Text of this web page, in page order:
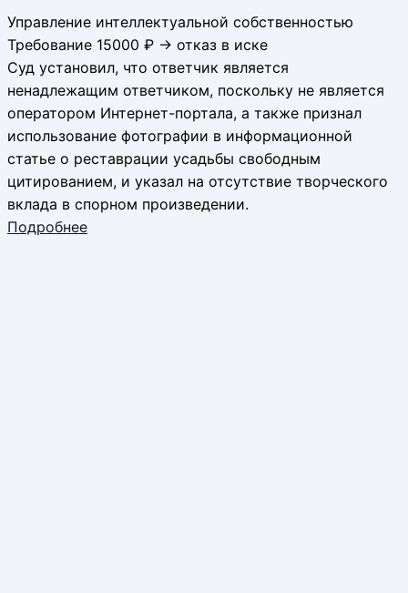
Управление интеллектуальной собственностью
Требование 15000 ₽ → отказ в иске
Суд установил, что ответчик является
ненадлежащим ответчиком, поскольку не является
оператором Интернет-портала, а также признал
использование фотографии в информационной
статье о реставрации усадьбы свободным
цитированием, и указал на отсутствие творческого
вклада в спорном произведении.
Подробнее